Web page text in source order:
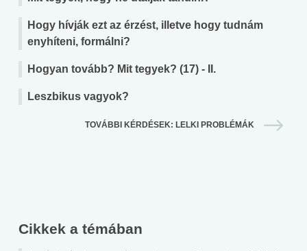
Hogy hívják ezt az érzést, illetve hogy tudnám
enyhíteni, formálni?
Hogyan tovább? Mit tegyek? (17) - II.
Leszbikus vagyok?
TOVÁBBI KÉRDÉSEK: LELKI PROBLÉMÁK
Cikkek a témában